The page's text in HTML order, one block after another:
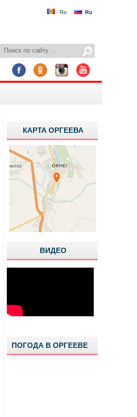
Ro Ru
КАРТА ОРГЕЕВА
ВИДЕО
ПОГОДА В ОРГЕЕВЕ